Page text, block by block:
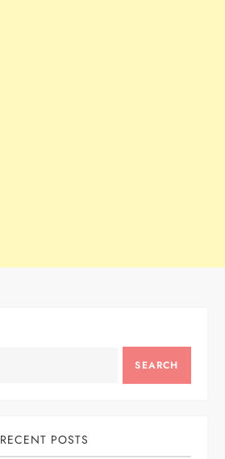
SEARCH
RECENT POSTS